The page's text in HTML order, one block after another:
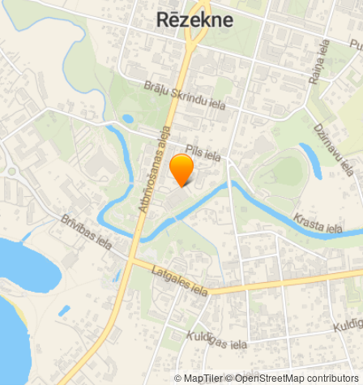
© MapTiler© OpenStreetMap contributors